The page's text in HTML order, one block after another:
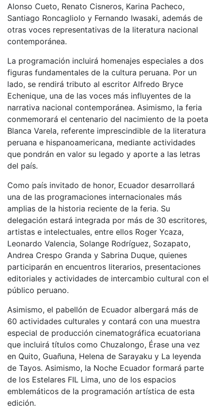
Alonso Cueto, Renato Cisneros, Karina Pacheco,
Santiago Roncagliolo y Fernando Iwasaki, además de
otras voces representativas de la literatura nacional
contemporánea.
La programación incluirá homenajes especiales a dos
figuras fundamentales de la cultura peruana. Por un
lado, se rendirá tributo al escritor Alfredo Bryce
Echenique, una de las voces más influyentes de la
narrativa nacional contemporánea. Asimismo, la feria
conmemorará el centenario del nacimiento de la poeta
Blanca Varela, referente imprescindible de la literatura
peruana e hispanoamericana, mediante actividades
que pondrán en valor su legado y aporte a las letras
del país.
Como país invitado de honor, Ecuador desarrollará
una de las programaciones internacionales más
amplias de la historia reciente de la feria. Su
delegación estará integrada por más de 30 escritores,
artistas e intelectuales, entre ellos Roger Ycaza,
Leonardo Valencia, Solange Rodríguez, Sozapato,
Andrea Crespo Granda y Sabrina Duque, quienes
participarán en encuentros literarios, presentaciones
editoriales y actividades de intercambio cultural con el
público peruano.
Asimismo, el pabellón de Ecuador albergará más de
60 actividades culturales y contará con una muestra
especial de producción cinematográfica ecuatoriana
que incluirá títulos como Chuzalongo, Érase una vez
en Quito, Guañuna, Helena de Sarayaku y La leyenda
de Tayos. Asimismo, la Noche Ecuador formará parte
de los Estelares FIL Lima, uno de los espacios
emblemáticos de la programación artística de esta
edición.